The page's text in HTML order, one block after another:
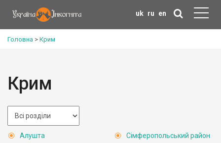
uk ru en
Головна > Крим
Крим
Алушта
Сімферопольський район